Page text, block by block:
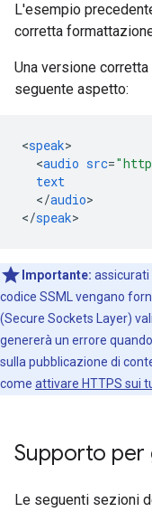
L'esempio
corretta
Una versione
seguente aspetto:
<speak
<audio src=
text
</audio>
</speak
Importante: assicurati
codice SSML vengano
(Secure Sockets Layer)
genererà un errore
sulla pubblicazione di
come attivare HTTPS sui
Supporto per
Le seguenti sezioni